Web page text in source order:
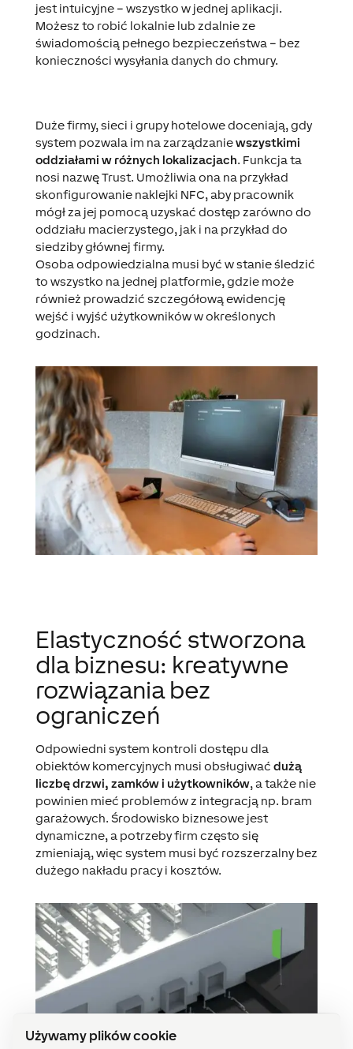
Używamy plików cookie
Używamy plików cookie, aby zapewnić niezawodne działanie
naszej strony internetowej, poprawić jej wydajność i
zapewnić Państwu płynne działanie. Niektóre pliki cookie są
niezbędne z technicznego punktu widzenia, podczas gdy
inne pomagają nam optymalizować treści lub wyświetlać
jest intuicyjne – wszystko w jednej aplikacji.
Możesz to robić lokalnie lub zdalnie ze
świadomością pełnego bezpieczeństwa – bez
konieczności wysyłania danych do chmury.
Duże firmy, sieci i grupy hotelowe doceniają, gdy
system pozwala im na zarządzaniewszystkimi
oddziałami w różnych lokalizacjach. Funkcja ta
nosi nazwę Trust. Umożliwia ona na przykład
skonfigurowanie naklejki NFC, aby pracownik
mógł za jej pomocą uzyskać dostęp zarówno do
oddziału macierzystego, jak i na przykład do
siedziby głównej firmy.
Osoba odpowiedzialna musi być w stanie śledzić
to wszystko na jednej platformie, gdzie może
również prowadzić szczegółową ewidencję
wejść i wyjść użytkowników w określonych
godzinach.
Elastyczność stworzona
dla biznesu: kreatywne
rozwiązania bez
ograniczeń
Odpowiedni system kontroli dostępu dla
obiektów komercyjnych musi obsługiwać dużą
liczbę drzwi, zamków i użytkowników, a także nie
powinien mieć problemów z integracją np. bram
garażowych. Środowisko biznesowe jest
dynamiczne, a potrzeby firm często się
zmieniają, więc system musi być rozszerzalny bez
dużego nakładu pracy i kosztów.